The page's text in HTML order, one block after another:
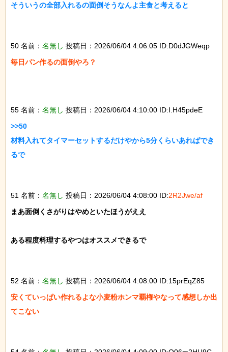
そういうの全部入れるの面倒そうなんよ主食と考えると
50 名前： 名無し 投稿日：2026/06/04 4:06:05 ID:D0dJGWeqp
毎日パン作るの面倒やろ？
55 名前： 名無し 投稿日：2026/06/04 4:10:00 ID:I.H45pdeE
>>50
材料入れてタイマーセットするだけやから5分くらいあればでき
るで
51 名前： 名無し 投稿日：2026/06/04 4:08:00 ID:2R2Jwe/af
まあ面倒くさがりはやめといたほうがええ
ある程度料理するやつはオススメできるで
52 名前： 名無し 投稿日：2026/06/04 4:08:00 ID:15prEqZ85
安くていっぱい作れるよな小麦粉ホンマ覇権やなって感想しか出
てこない